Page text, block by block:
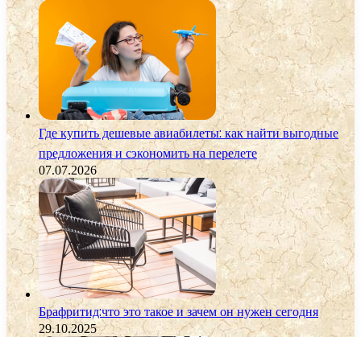
Где купить дешевые авиабилеты: как найти выгодные
предложения и сэкономить на перелете
07.07.2026
Брафритид:что это такое и зачем он нужен сегодня
29.10.2025